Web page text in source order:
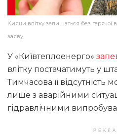
Кияни влітку залишаться без
заяву
У «Київтеплоенерго»
влітку постачатимуть у
Тимчасова її відсутність
лише з аварійними
гідравлічними